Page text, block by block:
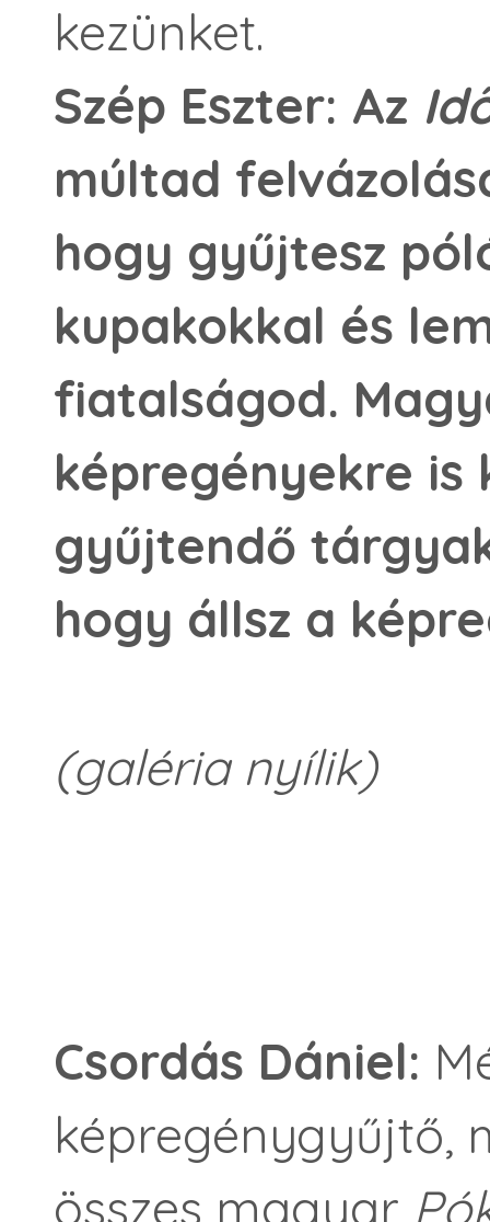
kezünket.
Szép Eszter: Az
múltad
hogy gyűjtesz
kupakokkal és
fiatalságod.
képregényekre is
gyűjtendő
hogy állsz a
(galéria nyílik)
Csordás Dániel:
képregénygyűjtő,
összes magyar